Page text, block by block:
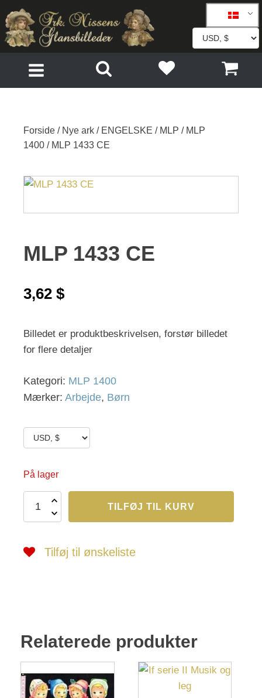
Forside / Nye ark / ENGELSKE / MLP / MLP
1400 / MLP 1433 CE
MLP 1433 CE
3,62 $
Billedet er produktbeskrivelsen, forstør billedet
for flere detaljer
Kategori: MLP 1400
Mærker: Arbejde, Børn
På lager
1433
CE
TILFØJ TIL KURV
Tilføj til ønskeliste
Relaterede produkter